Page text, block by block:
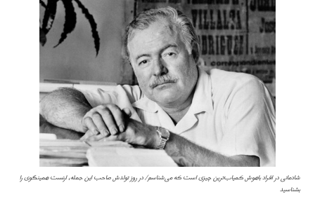
شادمانی در افراد باهوش کمیاب‌ترین چیزی است که می‌شناسم/ در روز تولدش صاحب این جمله، ارنست همینگوی را
بشناسید